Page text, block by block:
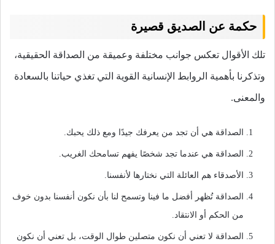
حكمة عن الصديق قصيرة
تلك الأقوال تعكس جوانب مختلفة وعميقة من الصداقة الحقيقية،
وتذكرنا بأهمية الروابط الإنسانية القوية التي تغذي حياتنا بالسعادة
والمعنى.
الصداقة هي أن تجد من يعرفك جيدًا ومع ذلك يحبك.
الصداقة هي عندما تجد شخصًا يفهم تسامحك الغريب.
الأصدقاء هم العائلة التي نختارها لأنفسنا.
الصداقة تُظهر أفضل ما فينا وتسمح لنا بأن نكون أنفسنا بدون خوف
من الحكم أو الانتقاد.
الصداقة لا تعني أن نكون متصلين طوال الوقت، بل تعني أن نكون